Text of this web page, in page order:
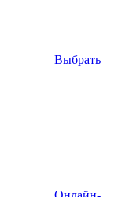
Выбрать